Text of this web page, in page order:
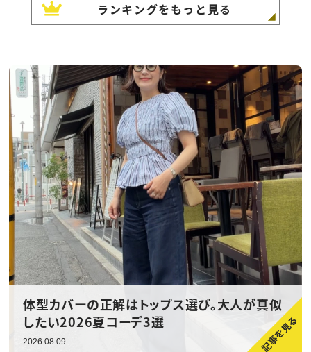
ランキングをもっと見る
体型カバーの正解はトップス選び。大人が真似
したい2026夏コーデ3選
2026.08.09